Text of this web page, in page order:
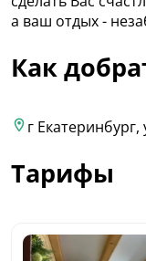
а ваш отдых -
Как
г
Тарифы